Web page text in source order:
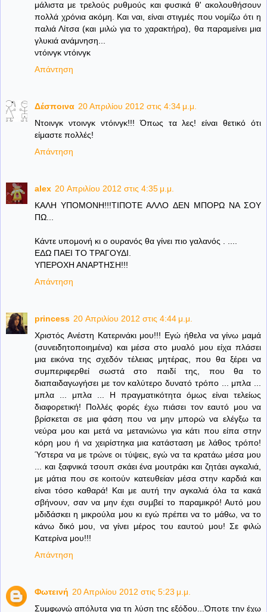
μάλιστα με τρελούς ρυθμούς και φυσικά θ' ακολουθήσουν
πολλά χρόνια ακόμη. Και ναι, είναι στιγμές που νομίζω ότι η
παλιά Λίτσα (και μιλώ για το χαρακτήρα), θα παραμείνει μια
γλυκιά ανάμνηση...
ντόινγκ ντόινγκ
Απάντηση
Δέσποινα 20 Απριλίου 2012 στις 4:34 μ.μ.
Ντοινγκ ντοινγκ ντόινγκ!!! Όπως τα λες! είναι θετικό ότι
είμαστε πολλές!
Απάντηση
alex 20 Απριλίου 2012 στις 4:35 μ.μ.
ΚΑΛΗ ΥΠΟΜΟΝΗ!!!ΤΙΠΟΤΕ ΑΛΛΟ ΔΕΝ ΜΠΟΡΩ ΝΑ ΣΟΥ
ΠΩ...
Κάντε υπομονή κι ο ουρανός θα γίνει πιο γαλανός . ....
ΕΔΩ ΠΑΕΙ ΤΟ ΤΡΑΓΟΥΔΙ.
ΥΠΕΡΟΧΗ ΑΝΑΡΤΗΣΗ!!!
Απάντηση
princess 20 Απριλίου 2012 στις 4:44 μ.μ.
Χριστός Ανέστη Κατερινάκι μου!!! Εγώ ήθελα να γίνω μαμά
(συνειδητοποιημένα) και μέσα στο μυαλό μου είχα πλάσει
μια εικόνα της σχεδόν τέλειας μητέρας, που θα ξέρει να
συμπεριφερθεί σωστά στο παιδί της, που θα το
διαπαιδαγωγήσει με τον καλύτερο δυνατό τρόπο ... μπλα ...
μπλα ... μπλα ... Η πραγματικότητα όμως είναι τελείως
διαφορετική! Πολλές φορές έχω πιάσει τον εαυτό μου να
βρίσκεται σε μια φάση που να μην μπορώ να ελέγξω τα
νεύρα μου και μετά να μετανιώνω για κάτι που είπα στην
κόρη μου ή να χειρίστηκα μια κατάσταση με λάθος τρόπο!
Ύστερα να με τρώνε οι τύψεις, εγώ να τα κρατάω μέσα μου
... και ξαφνικά τσουπ σκάει ένα μουτράκι και ζητάει αγκαλιά,
με μάτια που σε κοιτούν κατευθείαν μέσα στην καρδιά και
είναι τόσο καθαρά! Και με αυτή την αγκαλιά όλα τα κακά
σβήνουν, σαν να μην έχει συμβεί το παραμικρό! Αυτό μου
μδιδάσκει η μικρούλα μου κι εγώ πρέπει να το μάθω, να το
κάνω δικό μου, να γίνει μέρος του εαυτού μου! Σε φιλώ
Κατερίνα μου!!!
Απάντηση
Φωτεινή 20 Απριλίου 2012 στις 5:23 μ.μ.
Συμφωνώ απόλυτα για τη λύση της εξόδου...Όποτε την έχω